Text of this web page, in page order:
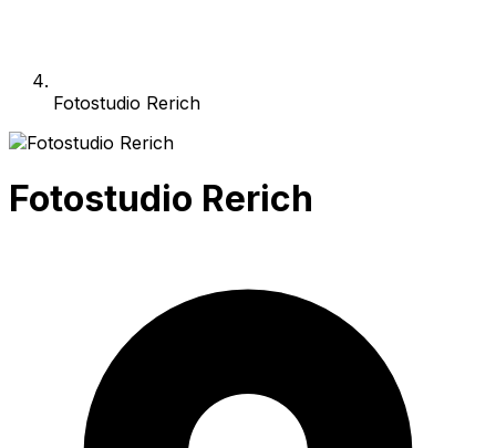
Fotostudio Rerich
Fotostudio Rerich